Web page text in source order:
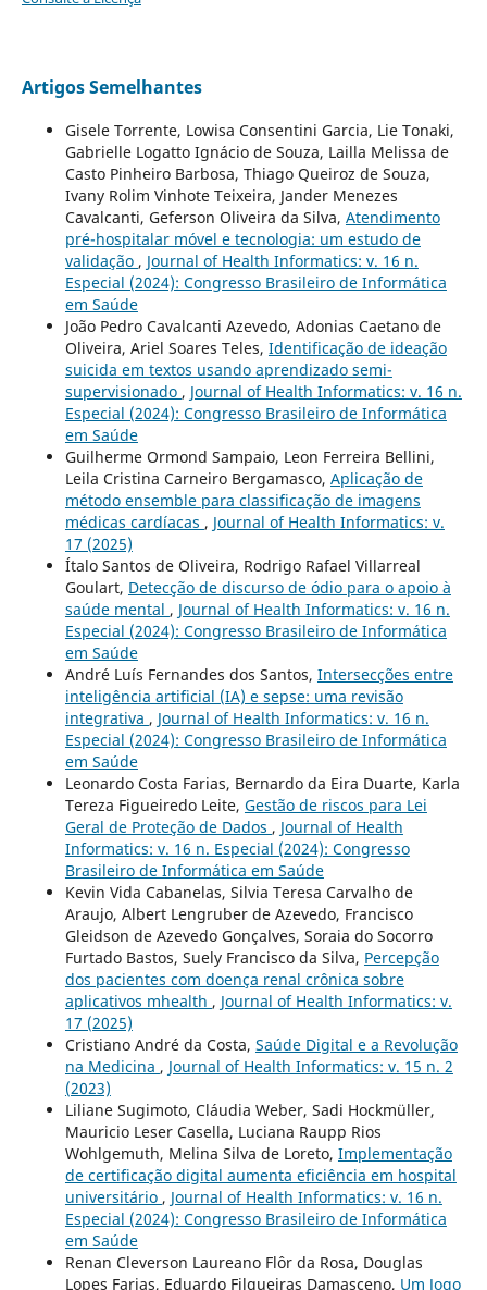
Artigos Semelhantes
Gisele Torrente, Lowisa Consentini Garcia, Lie Tonaki,
Gabrielle Logatto Ignácio de Souza, Lailla Melissa de
Casto Pinheiro Barbosa, Thiago Queiroz de Souza,
Ivany Rolim Vinhote Teixeira, Jander Menezes
Cavalcanti, Geferson Oliveira da Silva, Atendimento
pré-hospitalar móvel e tecnologia: um estudo de
validação , Journal of Health Informatics: v. 16 n.
Especial (2024): Congresso Brasileiro de Informática
em Saúde
João Pedro Cavalcanti Azevedo, Adonias Caetano de
Oliveira, Ariel Soares Teles, Identificação de ideação
suicida em textos usando aprendizado semi-
supervisionado , Journal of Health Informatics: v. 16 n.
Especial (2024): Congresso Brasileiro de Informática
em Saúde
Guilherme Ormond Sampaio, Leon Ferreira Bellini,
Leila Cristina Carneiro Bergamasco, Aplicação de
método ensemble para classificação de imagens
médicas cardíacas , Journal of Health Informatics: v.
17 (2025)
Ítalo Santos de Oliveira, Rodrigo Rafael Villarreal
Goulart, Detecção de discurso de ódio para o apoio à
saúde mental , Journal of Health Informatics: v. 16 n.
Especial (2024): Congresso Brasileiro de Informática
em Saúde
André Luís Fernandes dos Santos, Intersecções entre
inteligência artificial (IA) e sepse: uma revisão
integrativa , Journal of Health Informatics: v. 16 n.
Especial (2024): Congresso Brasileiro de Informática
em Saúde
Leonardo Costa Farias, Bernardo da Eira Duarte, Karla
Tereza Figueiredo Leite, Gestão de riscos para Lei
Geral de Proteção de Dados , Journal of Health
Informatics: v. 16 n. Especial (2024): Congresso
Brasileiro de Informática em Saúde
Kevin Vida Cabanelas, Silvia Teresa Carvalho de
Araujo, Albert Lengruber de Azevedo, Francisco
Gleidson de Azevedo Gonçalves, Soraia do Socorro
Furtado Bastos, Suely Francisco da Silva, Percepção
dos pacientes com doença renal crônica sobre
aplicativos mhealth , Journal of Health Informatics: v.
17 (2025)
Cristiano André da Costa, Saúde Digital e a Revolução
na Medicina , Journal of Health Informatics: v. 15 n. 2
(2023)
Liliane Sugimoto, Cláudia Weber, Sadi Hockmüller,
Mauricio Leser Casella, Luciana Raupp Rios
Wohlgemuth, Melina Silva de Loreto, Implementação
de certificação digital aumenta eficiência em hospital
universitário , Journal of Health Informatics: v. 16 n.
Especial (2024): Congresso Brasileiro de Informática
em Saúde
Renan Cleverson Laureano Flôr da Rosa, Douglas
Lopes Farias, Eduardo Filgueiras Damasceno, Um Jogo